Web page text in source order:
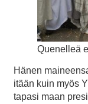
Quenelleä
Hänen
itään kuin myös
tapasi maan